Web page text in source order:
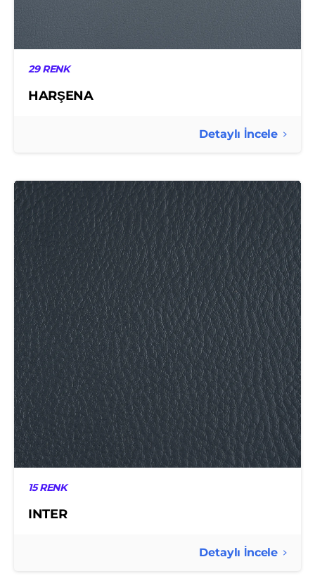
29 RENK
HARŞENA
Detaylı İncele
15 RENK
INTER
Detaylı İncele